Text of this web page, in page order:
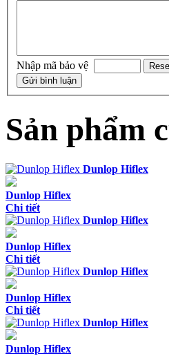
Nhập mã bảo vệ
Sản phẩm
Dunlop Hiflex
Dunlop Hiflex
Chi tiết
Dunlop Hiflex
Dunlop Hiflex
Chi tiết
Dunlop Hiflex
Dunlop Hiflex
Chi tiết
Dunlop Hiflex
Dunlop Hiflex